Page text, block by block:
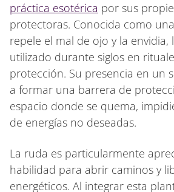
práctica esotérica por sus
protectoras. Conocida como
repele el mal de ojo y la envidia,
utilizado durante siglos en
protección. Su presencia en un
a formar una barrera de
espacio donde se quema,
de energías no deseadas.
La ruda es particularmente
habilidad para abrir caminos y
energéticos. Al integrar esta